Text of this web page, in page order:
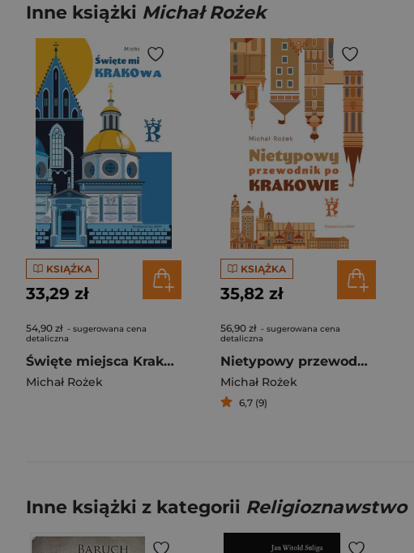
Inne książki Michał Rożek
KSIĄŻKA
33,29 zł
54,90 zł - sugerowana cena
detaliczna
Święte miejsca Krakowa wyd. 2024
Michał Rożek
KSIĄŻKA
35,82 zł
56,90 zł - sugerowana cena
detaliczna
Nietypowy przewodnik po Krakowie
Michał Rożek
6,7 (9)
Inne książki z kategorii Religioznawstwo